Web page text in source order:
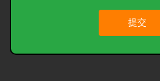
提交